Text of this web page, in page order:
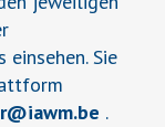
Sie
@iawm.be .